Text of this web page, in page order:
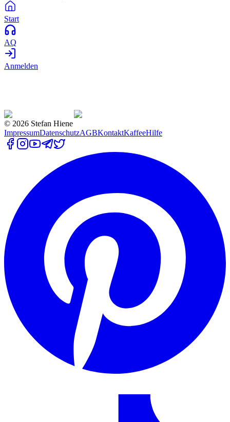
Start
AQ
Anmelden
© 2026 Stefan Hiene
ImpressumDatenschutzAGBKontaktKaffeeHilfe